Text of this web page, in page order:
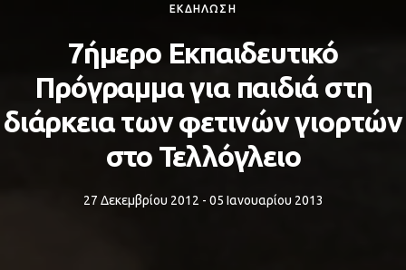
ΕΚΔΗΛΩΣΗ
7ήμερο Εκπαιδευτικό
Πρόγραμμα για παιδιά στη
διάρκεια των φετινών γιορτών
στο Τελλόγλειο
27 Δεκεμβρίου 2012 - 05 Ιανουαρίου 2013